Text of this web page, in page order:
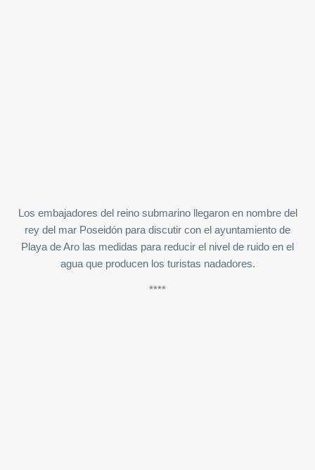
Los embajadores del reino submarino llegaron en nombre del
rey del mar Poseidón para discutir con el ayuntamiento de
Playa de Aro las medidas para reducir el nivel de ruido en el
agua que producen los turistas nadadores.
****